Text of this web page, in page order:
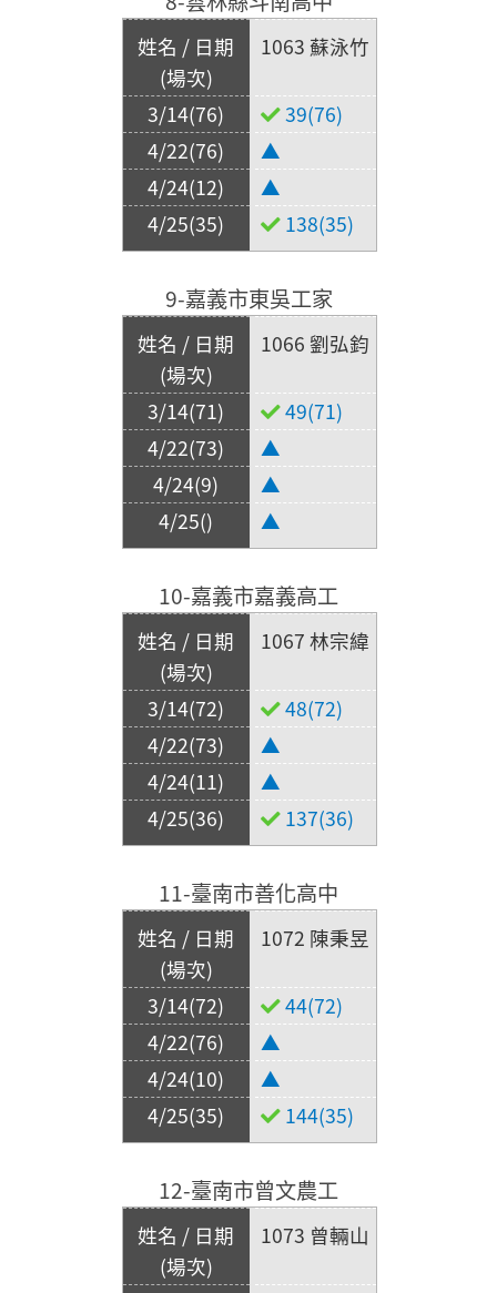
1063 蘇泳竹
39(76)
▲
▲
138(35)
9-嘉義市東吳工家
1066 劉弘鈞
49(71)
▲
▲
▲
10-嘉義市嘉義高工
1067 林宗緯
48(72)
▲
▲
137(36)
11-臺南市善化高中
1072 陳秉昱
44(72)
▲
▲
144(35)
12-臺南市曾文農工
1073 曾輛山